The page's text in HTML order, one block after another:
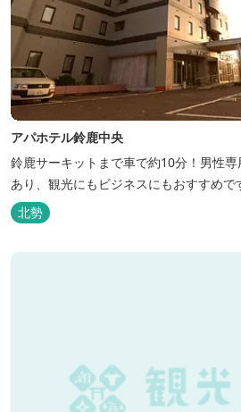
アパホテル鈴鹿中央
鈴鹿サーキットまで車で約10分！男性
あり、観光にもビジネスにもおすすめで
北勢